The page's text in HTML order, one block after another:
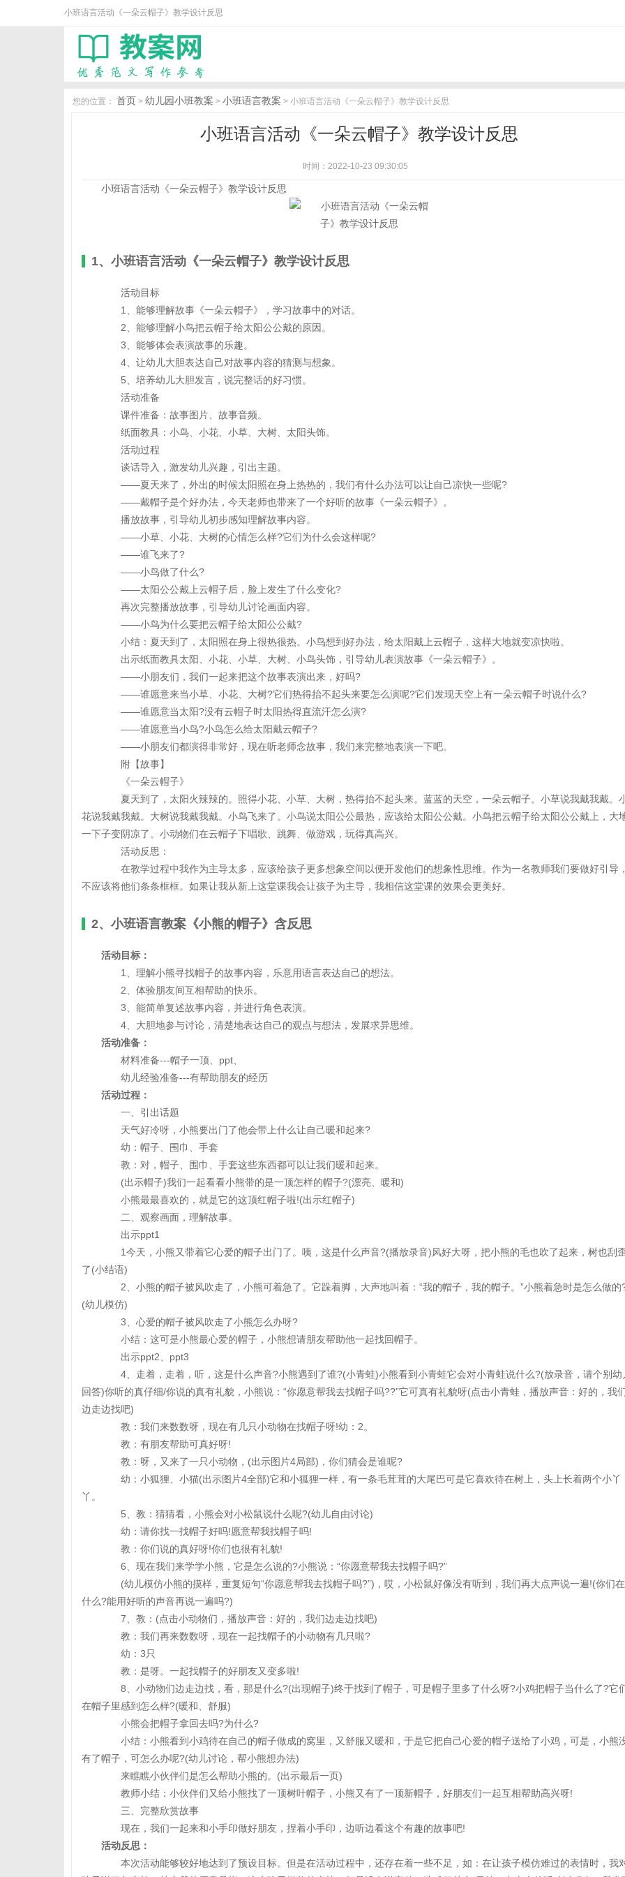
小班语言活动《一朵云帽子》教学设计反思
您的位置： 首页 > 幼儿园小班教案 > 小班语言教案 > 小班语言活动《一朵云帽子》教学设计反思
小班语言活动《一朵云帽子》教学设计反思
时间：2022-10-23 09:30:05
小班语言活动《一朵云帽子》教学设计反思
1、小班语言活动《一朵云帽子》教学设计反思
活动目标
1、能够理解故事《一朵云帽子》，学习故事中的对话。
2、能够理解小鸟把云帽子给太阳公公戴的原因。
3、能够体会表演故事的乐趣。
4、让幼儿大胆表达自己对故事内容的猜测与想象。
5、培养幼儿大胆发言，说完整话的好习惯。
活动准备
课件准备：故事图片、故事音频。
纸面教具：小鸟、小花、小草、大树、太阳头饰。
活动过程
谈话导入，激发幼儿兴趣，引出主题。
——夏天来了，外出的时候太阳照在身上热热的，我们有什么办法可以让自己凉快一些呢?
——戴帽子是个好办法，今天老师也带来了一个好听的故事《一朵云帽子》。
播放故事，引导幼儿初步感知理解故事内容。
——小草、小花、大树的心情怎么样?它们为什么会这样呢?
——谁飞来了?
——小鸟做了什么?
——太阳公公戴上云帽子后，脸上发生了什么变化?
再次完整播放故事，引导幼儿讨论画面内容。
——小鸟为什么要把云帽子给太阳公公戴?
小结：夏天到了，太阳照在身上很热很热。小鸟想到好办法，给太阳戴上云帽子，这样大地就变凉快啦。
出示纸面教具太阳、小花、小草、大树、小鸟头饰，引导幼儿表演故事《一朵云帽子》。
——小朋友们，我们一起来把这个故事表演出来，好吗?
——谁愿意来当小草、小花、大树?它们热得抬不起头来要怎么演呢?它们发现天空上有一朵云帽子时说什么?
——谁愿意当太阳?没有云帽子时太阳热得直流汗怎么演?
——谁愿意当小鸟?小鸟怎么给太阳戴云帽子?
——小朋友们都演得非常好，现在听老师念故事，我们来完整地表演一下吧。
附【故事】
《一朵云帽子》
夏天到了，太阳火辣辣的。照得小花、小草、大树，热得抬不起头来。蓝蓝的天空，一朵云帽子。小草说我戴我戴。
花说我戴我戴。大树说我戴我戴。小鸟飞来了。小鸟说太阳公公最热，应该给太阳公公戴。小鸟把云帽子给太阳公公戴上，大
一下子变阴凉了。小动物们在云帽子下唱歌、跳舞、做游戏，玩得真高兴。
活动反思：
在教学过程中我作为主导太多，应该给孩子更多想象空间以便开发他们的想象性思维。作为一名教师我们要做好引导，
不应该将他们条条框框。如果让我从新上这堂课我会让孩子为主导，我相信这堂课的效果会更美好。
2、小班语言教案《小熊的帽子》含反思
活动目标：
1、理解小熊寻找帽子的故事内容，乐意用语言表达自己的想法。
2、体验朋友间互相帮助的快乐。
3、能简单复述故事内容，并进行角色表演。
4、大胆地参与讨论，清楚地表达自己的观点与想法，发展求异思维。
活动准备：
材料准备---帽子一顶、ppt、
幼儿经验准备---有帮助朋友的经历
活动过程：
一、引出话题
天气好冷呀，小熊要出门了他会带上什么让自己暖和起来?
幼：帽子、围巾、手套
教：对，帽子、围巾、手套这些东西都可以让我们暖和起来。
(出示帽子)我们一起看看小熊带的是一顶怎样的帽子?(漂亮、暖和)
小熊最最喜欢的，就是它的这顶红帽子啦!(出示红帽子)
二、观察画面，理解故事。
出示ppt1
1今天，小熊又带着它心爱的帽子出门了。咦，这是什么声音?(播放录音)风好大呀，把小熊的毛也吹了起来，树也刮
了(小结语)
2、小熊的帽子被风吹走了，小熊可着急了。它跺着脚，大声地叫着：“我的帽子，我的帽子。”小熊着急时是怎么做的
(幼儿模仿)
3、心爱的帽子被风吹走了小熊怎么办呀?
小结：这可是小熊最心爱的帽子，小熊想请朋友帮助他一起找回帽子。
出示ppt2、ppt3
4、走着，走着，听，这是什么声音?小熊遇到了谁?(小青蛙)小熊看到小青蛙它会对小青蛙说什么?(放录音，请个别幼
回答)你听的真仔细/你说的真有礼貌，小熊说：“你愿意帮我去找帽子吗??”它可真有礼貌呀(点击小青蛙，播放声音：好的，我
边走边找吧)
教：我们来数数呀，现在有几只小动物在找帽子呀!幼：2。
教：有朋友帮助可真好呀!
教：呀，又来了一只小动物，(出示图片4局部)，你们猜会是谁呢?
幼：小狐狸、小猫(出示图片4全部)它和小狐狸一样，有一条毛茸茸的大尾巴可是它喜欢待在树上，头上长着两个小丫
丫。
5、教：猜猜看，小熊会对小松鼠说什么呢?(幼儿自由讨论)
幼：请你找一找帽子好吗!愿意帮我找帽子吗!
教：你们说的真好呀!你们也很有礼貌!
6、现在我们来学学小熊，它是怎么说的?小熊说：“你愿意帮我去找帽子吗?”
(幼儿模仿小熊的摸样，重复短句“你愿意帮我去找帽子吗?”)，哎，小松鼠好像没有听到，我们再大点声说一遍!(你们
什么?能用好听的声音再说一遍吗?)
7、教：(点击小动物们，播放声音：好的，我们边走边找吧)
教：我们再来数数呀，现在一起找帽子的小动物有几只啦?
幼：3只
教：是呀。一起找帽子的好朋友又变多啦!
8、小动物们边走边找，看，那是什么?(出现帽子)终于找到了帽子，可是帽子里多了什么呀?小鸡把帽子当什么了?它
在帽子里感到怎么样?(暖和、舒服)
小熊会把帽子拿回去吗?为什么?
小结：小熊看到小鸡待在自己的帽子做成的窝里，又舒服又暖和，于是它把自己心爱的帽子送给了小鸡，可是，小熊
有了帽子，可怎么办呢?(幼儿讨论，帮小熊想办法)
来瞧瞧小伙伴们是怎么帮助小熊的。(出示最后一页)
教师小结：小伙伴们又给小熊找了一顶树叶帽子，小熊又有了一顶新帽子，好朋友们一起互相帮助高兴呀!
三、完整欣赏故事
现在，我们一起来和小手印做好朋友，捏着小手印，边听边看这个有趣的故事吧!
活动反思：
本次活动能够较好地达到了预设目标。但是在活动过程中，还存在着一些不足，如：在让孩子模仿难过的表情时，我